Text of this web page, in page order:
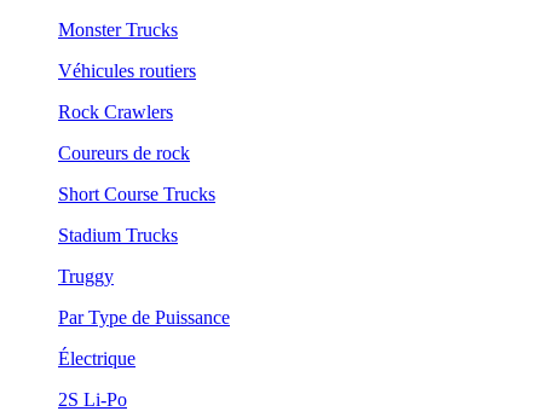
Monster Trucks
Véhicules routiers
Rock Crawlers
Coureurs de rock
Short Course Trucks
Stadium Trucks
Truggy
Par Type de Puissance
Électrique
2S Li-Po